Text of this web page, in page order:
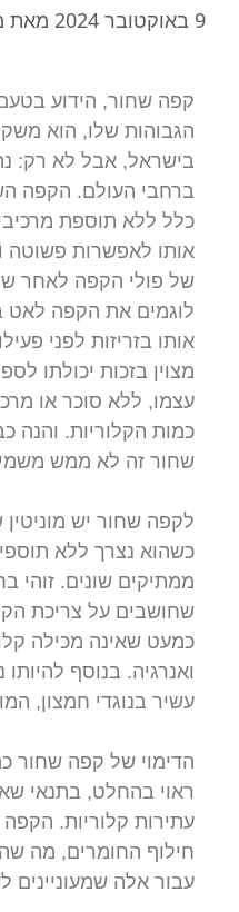
9 באוקטובר 2024 מאת
קפה שחור, הידוע
הגבוהות שלו, הוא
בישראל, אבל לא רק:
ברחבי העולם. הקפה
כלל ללא תוספת
אותו לאפשרות פשוטה
של פולי הקפה לאחר
לוגמים את הקפה לאט
אותו בזריזות לפני
מצוין בזכות יכולתו
עצמו, ללא סוכר או
כמות הקלוריות. והנה
שחור זה לא ממש
לקפה שחור יש
כשהוא נצרך ללא
ממתיקים שונים. זוהי
שחושבים על צריכת
כמעט שאינה מכילה
ואנרגיה. בנוסף
עשיר בנוגדי חמצון,
הדימוי של קפה שחור
ראוי בהחלט, בתנאי
עתירות קלוריות.
חילוף החומרים, מה
עבור אלה